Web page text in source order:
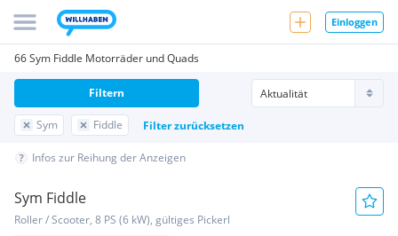
Einloggen
66 Sym Fiddle Motorräder und Quads
Sym Fiddle Filter zurücksetzen
Filtern
Infos zur Reihung der Anzeigen
Sym Fiddle
Roller / Scooter, 8 PS (6 kW), gültiges Pickerl